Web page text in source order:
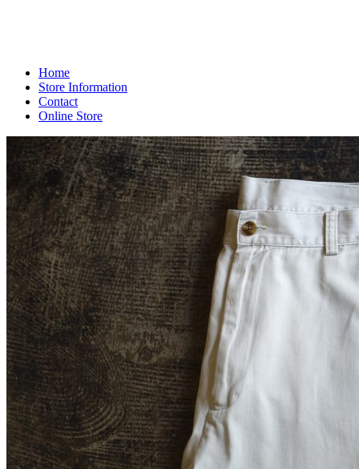
Home
Store Information
Contact
Online Store